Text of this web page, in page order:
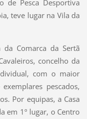
de Pesca Desportiva
teve lugar na Vila da
da Comarca da Sertã
concelho da
com o maior
pescados,
Por equipas, a Casa
em 1º lugar, o Centro